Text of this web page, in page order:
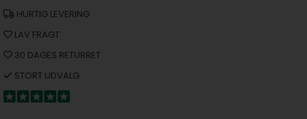
HURTIG LEVERING
LAV FRAGT
30 DAGES RETURRET
STORT UDVALG